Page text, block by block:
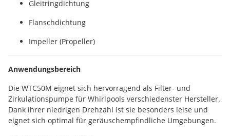
Gleitringdichtung
Flanschdichtung
Impeller (Propeller)
Anwendungsbereich
Die WTC50M eignet sich hervorragend als Filter- und
Zirkulationspumpe für Whirlpools verschiedenster Hersteller.
Dank ihrer niedrigen Drehzahl ist sie besonders leise und
eignet sich optimal für geräuschempfindliche Umgebungen.